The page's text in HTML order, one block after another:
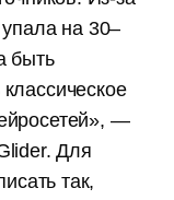
на 30–
быть
—
Для
так,